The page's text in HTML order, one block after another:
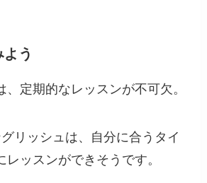
う
、定期的なレッスンが不可欠。
リッシュは、自分に合うタイ
レッスンができそうです。